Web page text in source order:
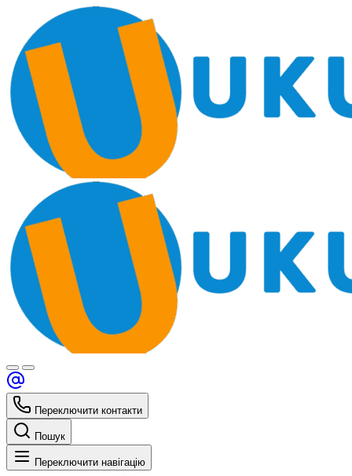
Переключити контакти
Пошук
Переключити навігацію